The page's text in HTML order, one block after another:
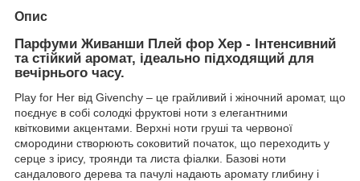
Опис
Парфуми Живанши Плей фор Хер - Інтенсивний
та стійкий аромат, ідеально підходящий для
вечірнього часу.
Play for Her від Givenchy – це грайливий і жіночний аромат, що
поєднує в собі солодкі фруктові ноти з елегантними
квітковими акцентами. Верхні ноти груші та червоної
смородини створюють соковитий початок, що переходить у
серце з ірису, троянди та листа фіалки. Базові ноти
сандалового дерева та пачулі надають аромату глибину і